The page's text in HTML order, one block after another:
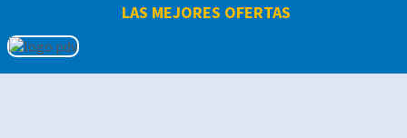
LAS MEJORES OFERTAS